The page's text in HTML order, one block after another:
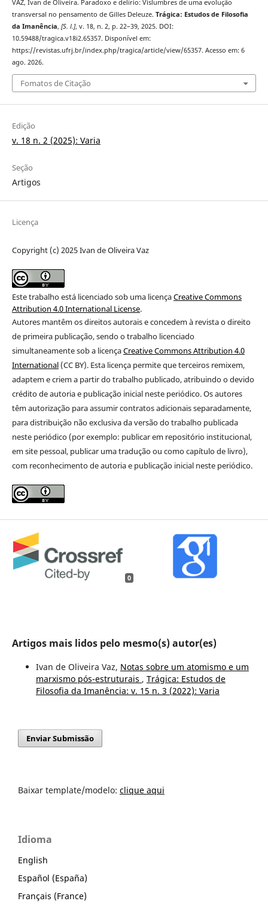
VAZ, Ivan de Oliveira. Paradoxo e delírio: Vislumbres de uma evolução
transversal no pensamento de Gilles Deleuze. Trágica: Estudos de Filosofia
da Imanência, [S. l.], v. 18, n. 2, p. 22–39, 2025. DOI:
10.59488/tragica.v18i2.65357. Disponível em:
https://revistas.ufrj.br/index.php/tragica/article/view/65357. Acesso em: 6
ago. 2026.
Fomatos de Citação
Edição
v. 18 n. 2 (2025): Varia
Seção
Artigos
Licença
Copyright (c) 2025 Ivan de Oliveira Vaz
Este trabalho está licenciado sob uma licençaCreative Commons
Attribution 4.0 International License.
Autores mantêm os direitos autorais e concedem à revista o direito
de primeira publicação, sendo o trabalho licenciado
simultaneamente sob a licençaCreative Commons Attribution 4.0
International(CC BY). Esta licença permite que terceiros remixem,
adaptem e criem a partir do trabalho publicado, atribuindo o devido
crédito de autoria e publicação inicial neste periódico. Os autores
têm autorização para assumir contratos adicionais separadamente,
para distribuição não exclusiva da versão do trabalho publicada
neste periódico (por exemplo: publicar em repositório institucional,
em site pessoal, publicar uma tradução ou como capítulo de livro),
com reconhecimento de autoria e publicação inicial neste periódico.
0
Artigos mais lidos pelo mesmo(s) autor(es)
Ivan de Oliveira Vaz, Notas sobre um atomismo e um
marxismo pós-estruturais , Trágica: Estudos de
Filosofia da Imanência: v. 15 n. 3 (2022): Varia
Enviar Submissão
Baixar template/modelo: clique aqui
Idioma
English
Español (España)
Français (France)